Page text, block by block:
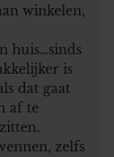
winkelen,
huis…sinds
is
dat gaat
af te
zelfs